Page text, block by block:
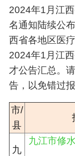
2024年1月江
名通知陆续公
西省各地区医
2024年1月江
才公告汇总。
告，以免错过报
市/
县
九
九江市修